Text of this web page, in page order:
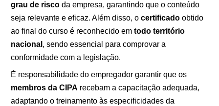
grau de risco da empresa, garantindo que o conteúdo
seja relevante e eficaz. Além disso, ocertificado obtido
ao final do curso é reconhecido emtodo território
nacional , sendo essencial para comprovar a
conformidade com a legislação.
É responsabilidade do empregador garantir que os
membros da CIPA recebam a capacitação adequada,
adaptando o treinamento às especificidades da